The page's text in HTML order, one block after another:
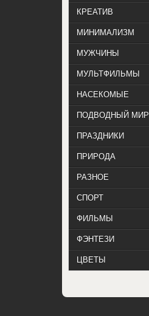
КРЕАТИВ
МИНИМАЛИЗМ
МУЖЧИНЫ
МУЛЬТФИЛЬМЫ
НАСЕКОМЫЕ
ПОДВОДНЫЙ МИР
ПРАЗДНИКИ
ПРИРОДА
РАЗНОЕ
СПОРТ
ФИЛЬМЫ
ФЭНТЕЗИ
ЦВЕТЫ